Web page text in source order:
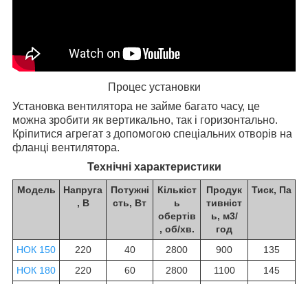
Процес установки
Установка вентилятора не займе багато часу, це
можна зробити як вертикально, так і горизонтально.
Кріпитися агрегат з допомогою спеціальних отворів на
фланці вентилятора.
Технічні характеристики
Модель
Напруга
, В
Потужні
сть, Вт
Кількіст
ь
обертів
, об/хв.
Продук
тивніст
ь, м3/
год
Тиск, Па
НОК 150 220 40 2800 900
135
НОК 180
220 60 2800 1100
145